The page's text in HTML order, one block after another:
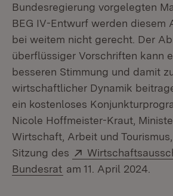
Bundesregierung vorgelegten
BEG IV-Entwurf werden diesem
bei weitem nicht gerecht. Der
überflüssiger Vorschriften kann
besseren Stimmung und damit
wirtschaftlicher Dynamik
ein kostenloses
Nicole Hoffmeister-Kraut,
Wirtschaft, Arbeit und
Sitzung des
Extern:
Bundesrat (Öffnet in neuem
am 11. April 2024.